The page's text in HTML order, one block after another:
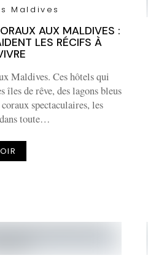
Maldives
AUX MALDIVES :
LES RÉCIFS À
Maldives. Ces hôtels qui
îles de rêve, des lagons bleus
spectaculaires, les
toute…